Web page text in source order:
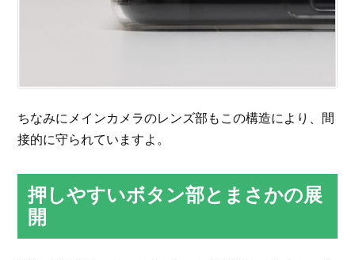
ちなみにメインカメラのレンズ部もこの構造により、間
接的に守られていますよ。
押しやすいボタン部とまさかの展
開